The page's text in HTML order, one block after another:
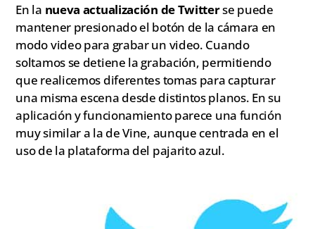
En la nueva actualización de Twitterse puede
mantener presionado el botón de la cámara en
modo video para grabar un video. Cuando
soltamos se detiene la grabación, permitiendo
que realicemos diferentes tomas para capturar
una misma escena desde distintos planos. En su
aplicación y funcionamiento parece una función
muy similar a la de Vine, aunque centrada en el
uso de la plataforma del pajarito azul.